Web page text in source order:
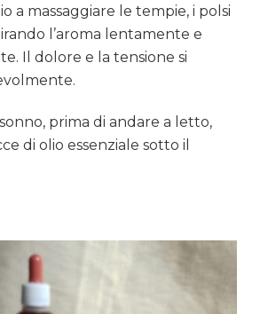
a massaggiare le tempie, i polsi
l’aroma lentamente e
Il dolore e la tensione si
prima di andare a letto,
di olio essenziale sotto il